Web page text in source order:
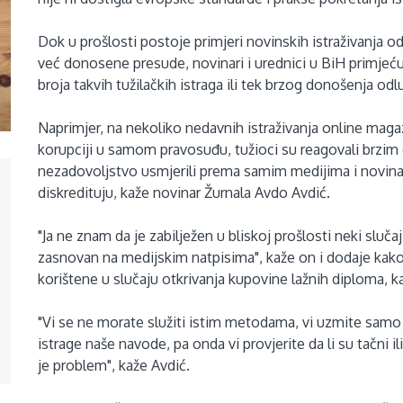
Dok u prošlosti postoje primjeri novinskih istraživanja
već donosene presude, novinari i urednici u BiH
broja takvih tužilačkih istraga ili tek brzog donošenja
Naprimjer, na nekoliko nedavnih istraživanja online
korupciji u samom pravosuđu, tužioci su reagovali
nezadovoljstvo usmjerili prema samim medijima i
diskredituju, kaže novinar Žurnala Avdo Avdić.
"Ja ne znam da je zabilježen u bliskoj prošlosti neki
zasnovan na medijskim natpisima", kaže on i dodaje
korištene u slučaju otkrivanja kupovine lažnih diploma,
"Vi se ne morate služiti istim metodama, vi uzmite
istrage naše navode, pa onda vi provjerite da li su tačni
je problem", kaže Avdić.